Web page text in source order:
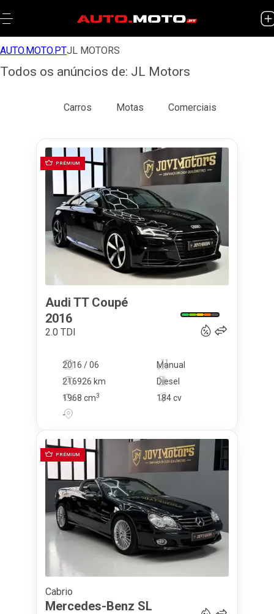
AUTO.MOTO.PTJL MOTORS
Todos os anúncios de: JL Motors
Carros Motas Comerciais
PRÉMIUM
Audi TT Coupé
2016
2.0 TDI
2016 / 06
Manual
216926 km
184 cv
Diesel
1968 cm3
-
PRÉMIUM
Cabrio
Mercedes-Benz SL